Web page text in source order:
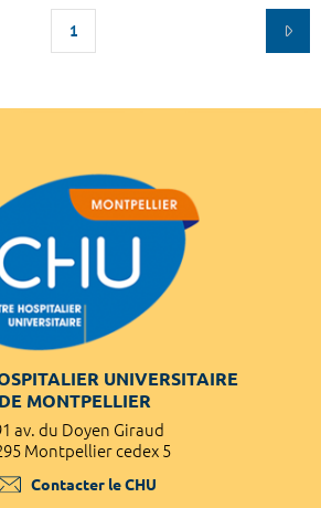
1
UNIVERSITAIRE
DE MONTPELLIER
av. du Doyen Giraud
Montpellier cedex 5
Contacter le CHU